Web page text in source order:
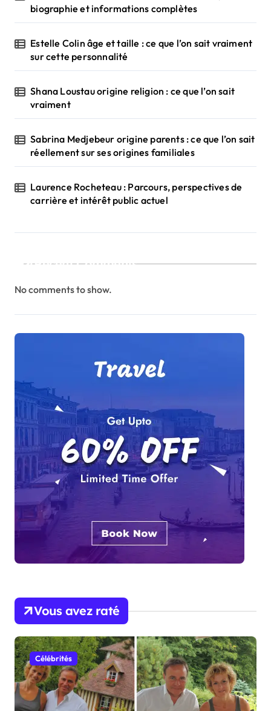
biographie et informations complètes
Estelle Colin âge et taille : ce que l’on sait vraiment
sur cette personnalité
Shana Loustau origine religion : ce que l’on sait
vraiment
Sabrina Medjebeur origine parents : ce que l’on sait
réellement sur ses origines familiales
Laurence Rocheteau : Parcours, perspectives de
carrière et intérêt public actuel
Recent Comments
No comments to show.
Vous avez raté
Célébrités